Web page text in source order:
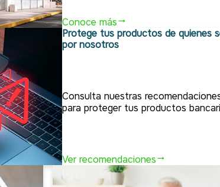
Conoce más
Protege tus productos de quienes
por nosotros
Consulta nuestras
para proteger tus productos
Ver recomendaciones